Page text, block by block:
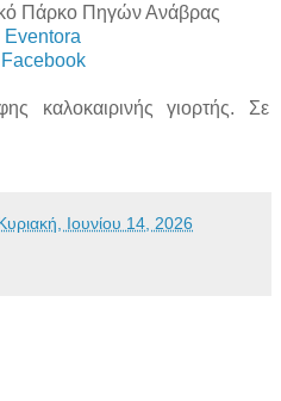
Πάρκο Πηγών Ανάβρας
Eventora
Facebook
καλοκαιρινής γιορτής. Σε
Ιουνίου 14, 2026